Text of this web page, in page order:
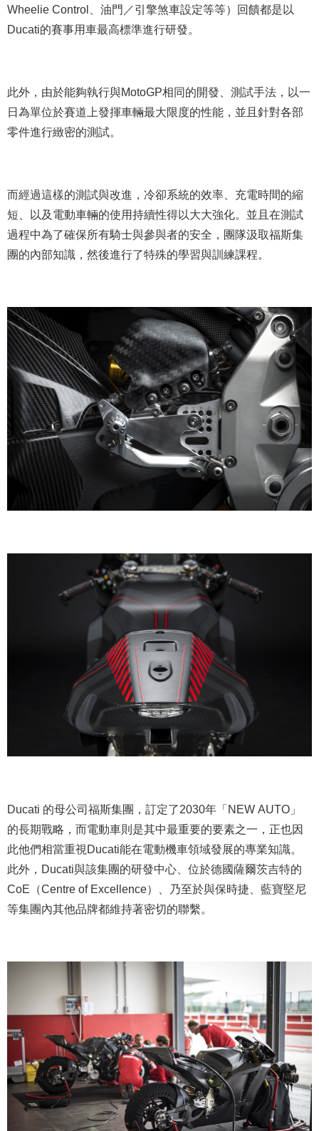
Wheelie Control、油門／引擎煞車設定等等）回饋都是以
Ducati的賽事用車最高標準進行研發。
此外，由於能夠執行與MotoGP相同的開發、測試手法，以一
日為單位於賽道上發揮車輛最大限度的性能，並且針對各部
零件進行緻密的測試。
而經過這樣的測試與改進，冷卻系統的效率、充電時間的縮
短、以及電動車輛的使用持續性得以大大強化。並且在測試
過程中為了確保所有騎士與參與者的安全，團隊汲取福斯集
團的內部知識，然後進行了特殊的學習與訓練課程。
Ducati 的母公司福斯集團，訂定了2030年「NEW AUTO」
的長期戰略，而電動車則是其中最重要的要素之一，正也因
此他們相當重視Ducati能在電動機車領域發展的專業知識。
此外，Ducati與該集團的研發中心、位於德國薩爾茨吉特的
CoE（Centre of Excellence）、乃至於與保時捷、藍寶堅尼
等集團內其他品牌都維持著密切的聯繫。